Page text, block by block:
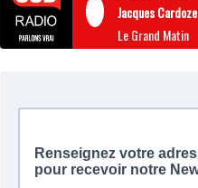
Jacques Cardoze
Le Grand Matin